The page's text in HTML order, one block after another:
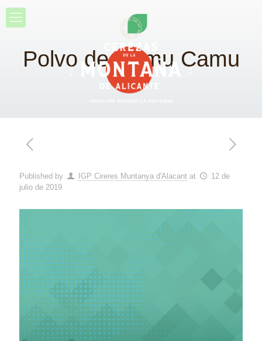
Polvo de Camu Camu
Published by IGP Cireres Muntanya d'Alacant at
12 de
julio de 2019